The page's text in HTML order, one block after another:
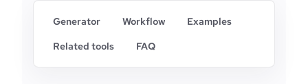
Generator Workflow
Examples
Related tools
FAQ